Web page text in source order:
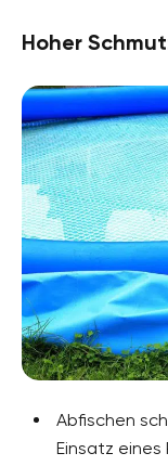
Hoher
Abfischen
Einsatz eines